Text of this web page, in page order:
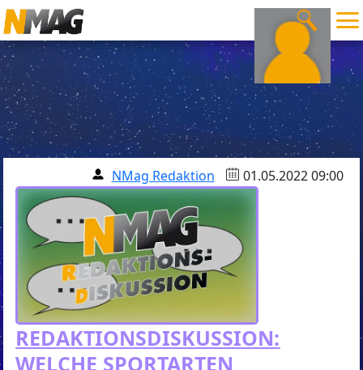
NMag Redaktion 01.05.2022 09:00
REDAKTIONSDISKUSSION:
WELCHE SPORTARTEN